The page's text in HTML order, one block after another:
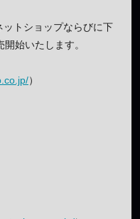
トショップならびに下
始いたします。
）